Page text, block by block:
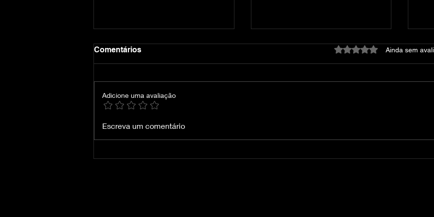
REANIMAL The Prisoner-
Comentários Avaliado com 0 de 5
Ainda sem
Adicione uma avaliação
Escreva um comentário